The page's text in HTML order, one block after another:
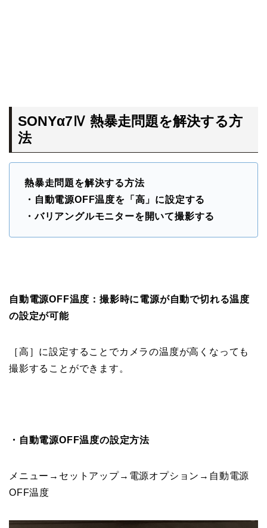
SONYα7Ⅳ 熱暴走問題を解決する方
法
熱暴走問題を解決する方法
・自動電源OFF温度を「高」に設定する
・バリアングルモニターを開いて撮影する
自動電源OFF温度：撮影時に電源が自動で切れる温度
の設定が可能
［高］ に設定することでカメラの温度が高くなっても
撮影することができます。
・自動電源OFF温度の設定方法
メニュー→セットアップ→電源オプション→自動電源
OFF温度